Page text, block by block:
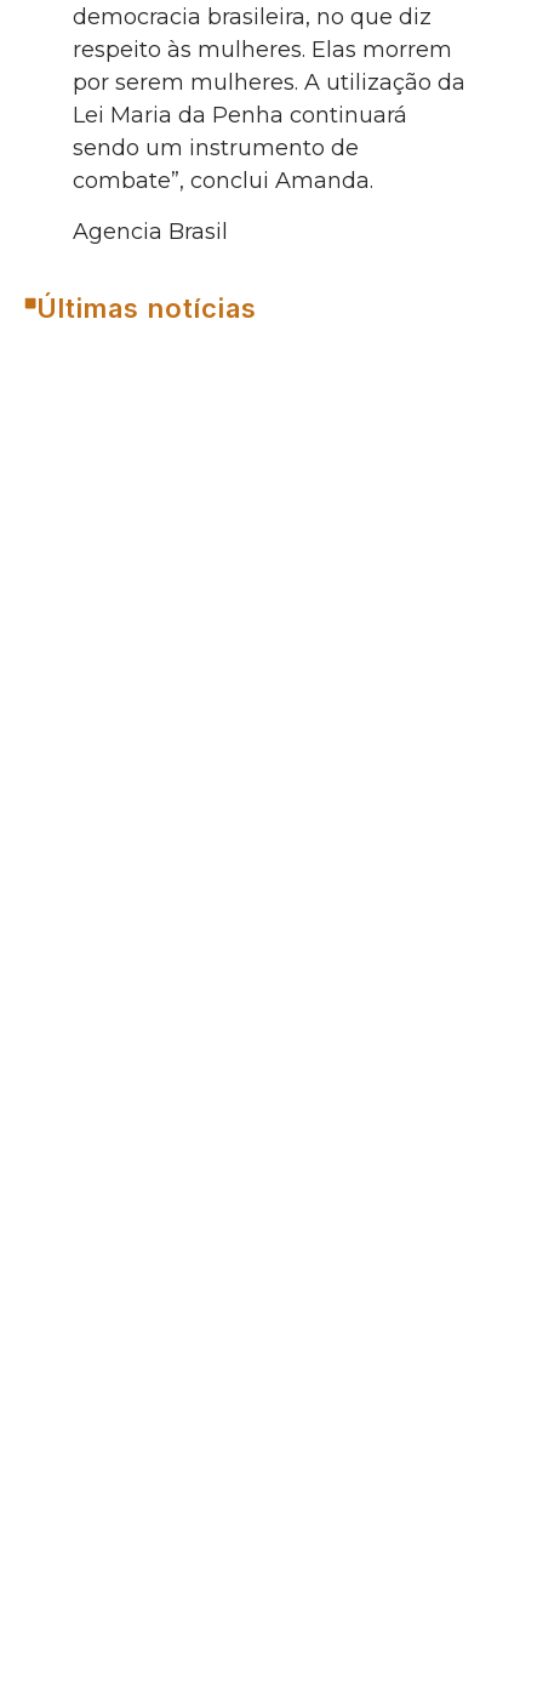
democracia brasileira, no que diz
respeito às mulheres. Elas morrem
por serem mulheres. A utilização da
Lei Maria da Penha continuará
sendo um instrumento de
combate”, conclui Amanda.
Agencia Brasil
Últimas notícias